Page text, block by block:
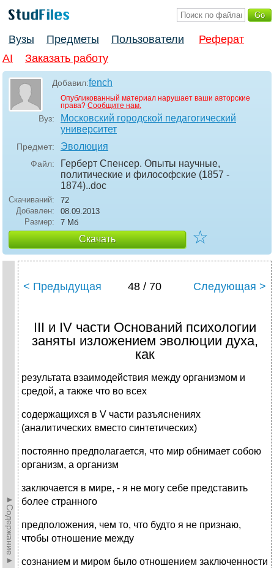
Вузы Предметы Пользователи
Реферат
AI
Заказать работу
Добавил:fench
Опубликованный материал нарушает ваши авторские
права? Сообщите нам.
Вуз:
Московский городской педагогический
университет
Предмет: Эволюция
Файл:
Герберт Спенсер. Опыты научные,
политические и философские (1857 -
1874)..doc
Скачиваний:
72
Добавлен:
08.09.2013
Размер:
7 Мб
Скачать ☆
►Содержание►
< Предыдущая 48 / 70 Следующая >
III и IV части Оснований психологии
заняты изложением эволюции духа,
как
результата взаимодействия между организмом и
средой, а также что во всех
содержащихся в V части разъяснениях
(аналитических вместо синтетических)
постоянно предполагается, что мир обнимает собою
организм, а организм
заключается в мире, - я не могу себе представить
более странного
предположения, чем то, что будто я не признаю,
чтобы отношение между
сознанием и миром было отношением заключенности